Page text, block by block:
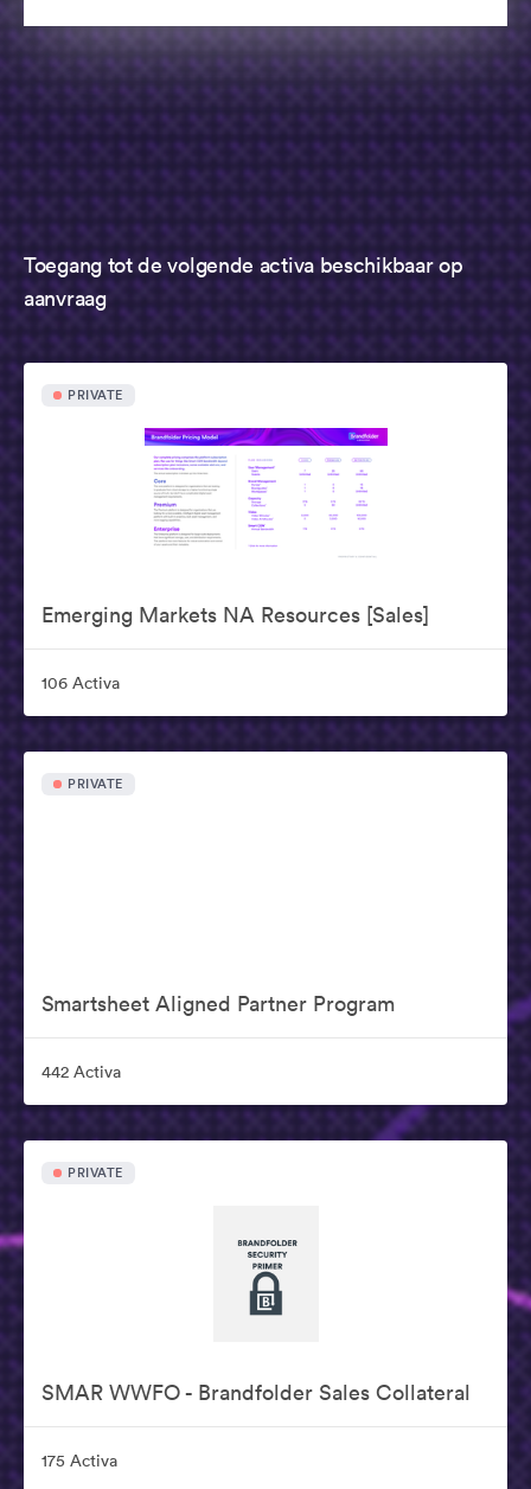
Toegang tot de volgende activa beschikbaar op
aanvraag
PRIVATE
Emerging Markets NA Resources [Sales]
106 Activa
PRIVATE
Smartsheet Aligned Partner Program
442 Activa
PRIVATE
SMAR WWFO - Brandfolder Sales Collateral
175 Activa